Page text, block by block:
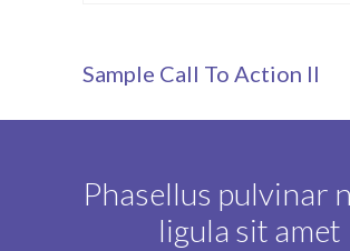
Sample Call To Action II
Phasellus pulvinar
ligula sit amet